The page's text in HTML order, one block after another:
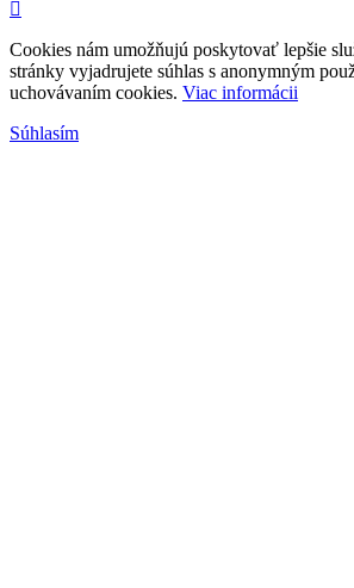
Cookies nám umožňujú poskytovať lepšie
stránky vyjadrujete súhlas s anonymným
uchovávaním cookies. Viac informácii
Súhlasím